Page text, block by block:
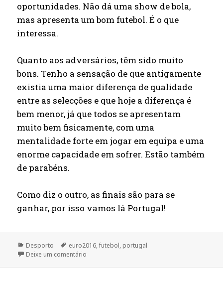
oportunidades. Não dá uma show de bola,
mas apresenta um bom futebol. É o que
interessa.
Quanto aos adversários, têm sido muito
bons. Tenho a sensação de que antigamente
existia uma maior diferença de qualidade
entre as selecções e que hoje a diferença é
bem menor, já que todos se apresentam
muito bem fisicamente, com uma
mentalidade forte em jogar em equipa e uma
enorme capacidade em sofrer. Estão também
de parabéns.
Como diz o outro, as finais são para se
ganhar, por isso vamos lá Portugal!
Categorias
Desporto Etiquetas
euro2016 ,futebol portugal
Deixe um comentário